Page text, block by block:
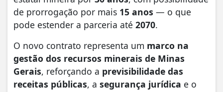
de prorrogação por mais 15 anos — o que
pode estender a parceria até 2070.
O novo contrato representa um marco na
gestão dos recursos minerais de Minas
Gerais, reforçando a previsibilidade das
receitas públicas, a segurança jurídica e o